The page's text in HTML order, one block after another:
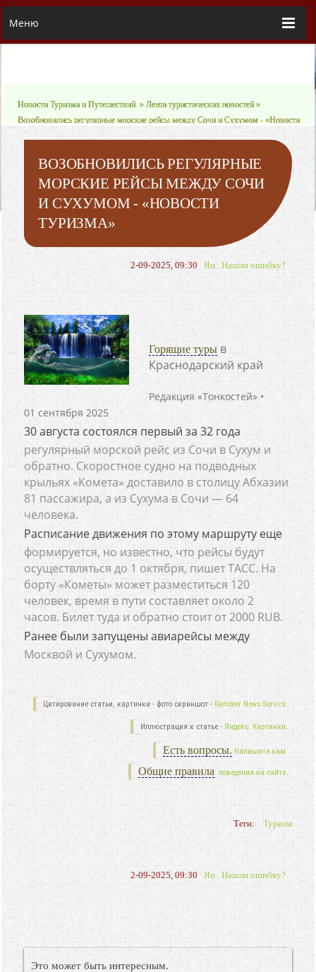
Меню
Новости Туризма и Путешествий. »Лента туристических новостей »
Возобновились регулярные морские рейсы между Сочи и Сухумом - «Новости
Туризма»
ВОЗОБНОВИЛИСЬ РЕГУЛЯРНЫЕ
МОРСКИЕ РЕЙСЫ МЕЖДУ СОЧИ
И СУХУМОМ - «НОВОСТИ
ТУРИЗМА»
2-09-2025, 09:30 Ян Нашли ошибку?
Горящие туры в
Краснодарский край
Редакция «Тонкостей» •
01 сентября 2025
30 августа состоялся первый за 32 года
регулярный морской рейс из Сочи в Сухум и
обратно. Скоростное судно на подводных
крыльях «Комета» доставило в столицу Абхазии
81 пассажира, а из Сухума в Сочи — 64
человека.
Расписание движения по этому маршруту еще
формируется, но известно, что рейсы будут
осуществляться до 1 октября, пишет ТАСС. На
борту «Кометы» может разместиться 120
человек, время в пути составляет около 2
часов. Билет туда и обратно стоит от 2000 RUB.
Ранее были запущены авиарейсы между
Москвой и Сухумом.
Цитирование статьи, картинки - фото скриншот - Rambler News Service.
Иллюстрация к статье - Яндекс. Картинки.
Есть вопросы. Напишите нам.
Общие правила поведения на сайте.
Теги: Туризм
2-09-2025, 09:30 Ян Нашли ошибку?
Это может быть интересным.